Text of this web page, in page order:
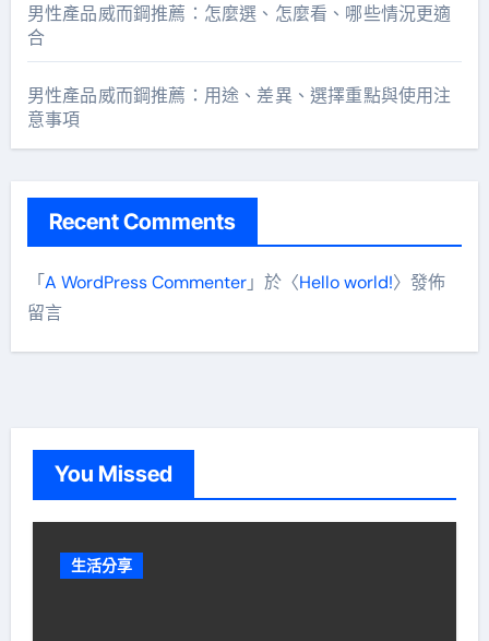
男性產品威而鋼推薦：怎麼選、怎麼看、哪些情況更適
合
男性產品威而鋼推薦：用途、差異、選擇重點與使用注
意事項
Recent Comments
「A WordPress Commenter」於〈Hello world!〉發佈
留言
You Missed
生活分享